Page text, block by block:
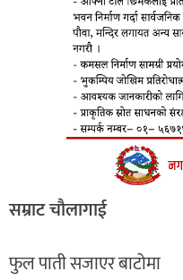
सम्राट चाैलागाई
फुल पाती सजाएर बाटोमा